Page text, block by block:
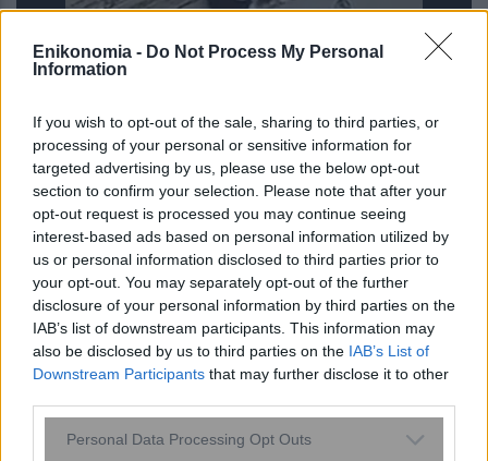
Enikonomia - Do Not Process My Personal
Information
If you wish to opt-out of the sale, sharing to third parties, or
processing of your personal or sensitive information for
targeted advertising by us, please use the below opt-out
section to confirm your selection. Please note that after your
opt-out request is processed you may continue seeing
interest-based ads based on personal information utilized by
us or personal information disclosed to third parties prior to
your opt-out. You may separately opt-out of the further
disclosure of your personal information by third parties on the
IAB’s list of downstream participants. This information may
also be disclosed by us to third parties on the IAB’s List of
Downstream Participants that may further disclose it to other
Please note that this website/app uses one or more Google
Personal Data Processing Opt Outs
Δολοφονία Βρετανίδας στην Κυψέλη:
Η κατάθεση-«κλειδί» της συζύγου του
Εκτάκτως το Σάββατο δύο βιβλία με